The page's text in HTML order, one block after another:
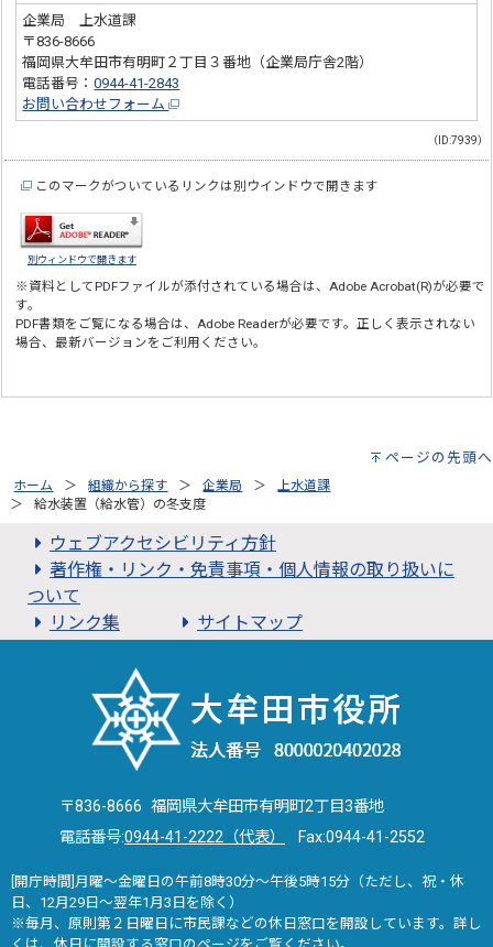
企業局 上水道課
〒836-8666
福岡県大牟田市有明町２丁目３番地（企業局庁舎2階）
電話番号：0944-41-2843
お問い合わせフォーム
（ID:7939）
このマークがついているリンクは別ウインドウで開きます
別ウィンドウで開きます
※資料としてPDFファイルが添付されている場合は、Adobe Acrobat(R)が必要で
す。
PDF書類をご覧になる場合は、Adobe Readerが必要です。正しく表示されない
場合、最新バージョンをご利用ください。
ページの先頭へ
ホーム 組織から探す 企業局
上水道課
給水装置（給水管）の冬支度
ウェブアクセシビリティ方針
著作権・リンク・免責事項・個人情報の取り扱いに
ついて
リンク集
サイトマップ
〒836-8666 福岡県大牟田市有明町2丁目3番地
電話番号:0944-41-2222（代表） Fax:0944-41-2552
[開庁時間]月曜～金曜日の午前8時30分～午後5時15分（ただし、祝・休
日、12月29日～翌年1月3日を除く）
※毎月、原則第２日曜日に市民課などの休日窓口を開設しています。詳し